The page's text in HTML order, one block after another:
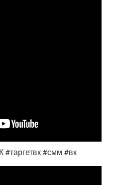
#таргетвк #смм #вк